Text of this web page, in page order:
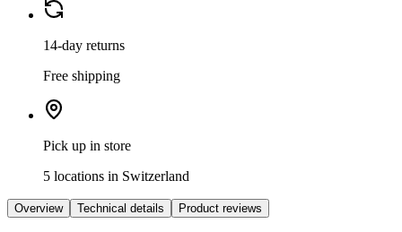
14-day returns
Free shipping
Pick up in store
5 locations in Switzerland
Overview Technical details Product reviews